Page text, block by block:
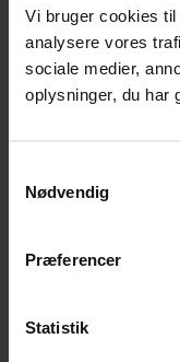
Vi bruger cookies
analysere vores
sociale medier,
oplysninger, du har
Nødvendig
Præferencer
Statistik
Vestergade 12
60 51 96 50
CVR 43041649
Facebook-f Instagram
Handelsbetingelser
Handelsbetingelser